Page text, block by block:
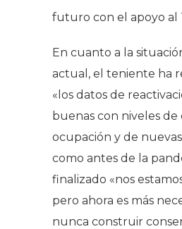
futuro con el apoyo al
En cuanto a la
actual, el teniente ha
«los datos de
buenas con niveles de
ocupación y de
como antes de la
finalizado «nos
pero ahora es más
nunca construir